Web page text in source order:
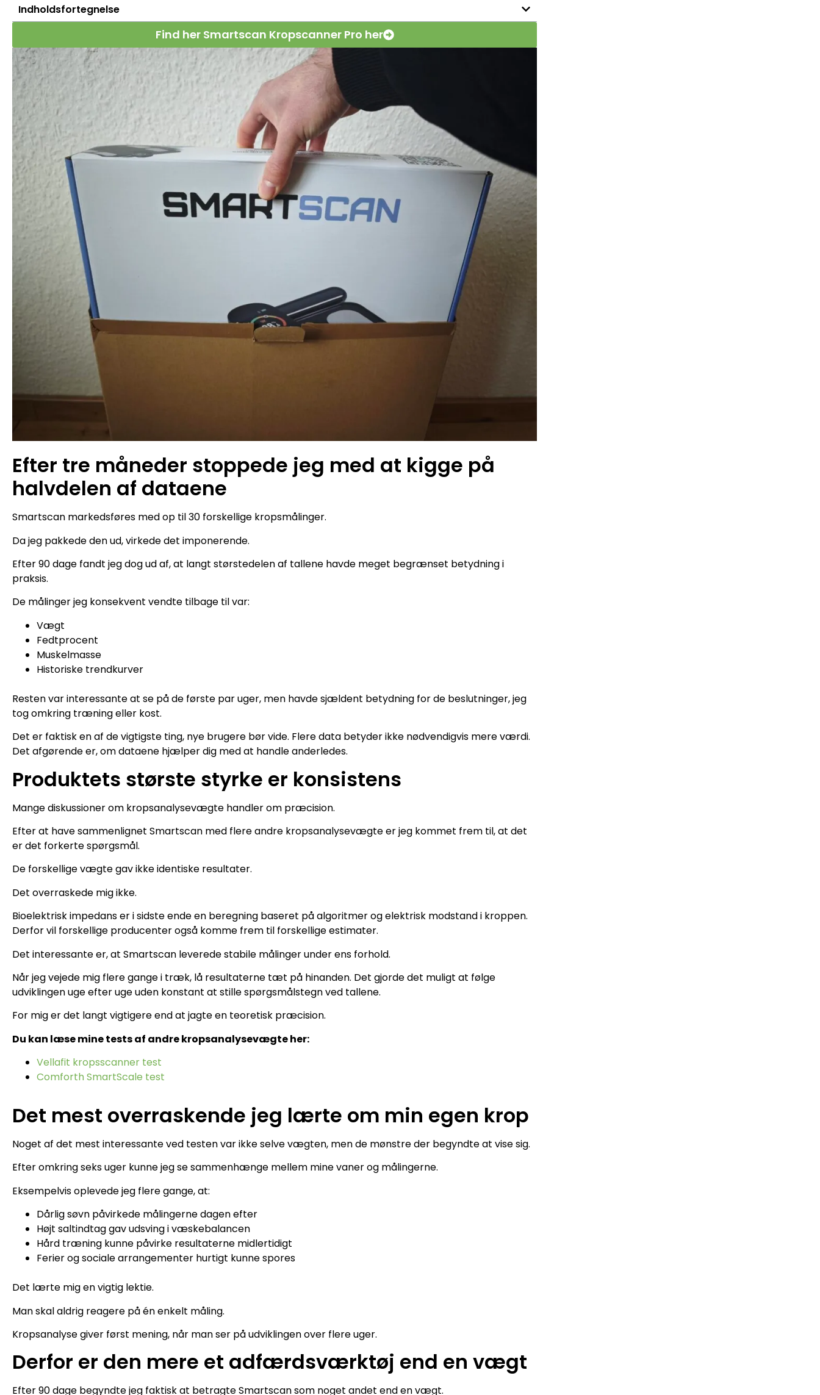
Indholdsfortegnelse
Find her Smartscan Kropscanner Pro her
Efter tre måneder stoppede jeg med at kigge på
halvdelen af dataene
Smartscan markedsføres med op til 30 forskellige kropsmålinger.
Da jeg pakkede den ud, virkede det imponerende.
Efter 90 dage fandt jeg dog ud af, at langt størstedelen af tallene havde meget begrænset betydning i
praksis.
De målinger jeg konsekvent vendte tilbage til var:
Vægt
Fedtprocent
Muskelmasse
Historiske trendkurver
Resten var interessante at se på de første par uger, men havde sjældent betydning for de beslutninger, jeg
tog omkring træning eller kost.
Det er faktisk en af de vigtigste ting, nye brugere bør vide. Flere data betyder ikke nødvendigvis mere værdi.
Det afgørende er, om dataene hjælper dig med at handle anderledes.
Produktets største styrke er konsistens
Mange diskussioner om kropsanalysevægte handler om præcision.
Efter at have sammenlignet Smartscan med flere andre kropsanalysevægte er jeg kommet frem til, at det
er det forkerte spørgsmål.
De forskellige vægte gav ikke identiske resultater.
Det overraskede mig ikke.
Bioelektrisk impedans er i sidste ende en beregning baseret på algoritmer og elektrisk modstand i kroppen.
Derfor vil forskellige producenter også komme frem til forskellige estimater.
Det interessante er, at Smartscan leverede stabile målinger under ens forhold.
Når jeg vejede mig flere gange i træk, lå resultaterne tæt på hinanden. Det gjorde det muligt at følge
udviklingen uge efter uge uden konstant at stille spørgsmålstegn ved tallene.
For mig er det langt vigtigere end at jagte en teoretisk præcision.
Du kan læse mine tests af andre kropsanalysevægte her:
Vellafit kropsscanner test
Comforth SmartScale test
Det mest overraskende jeg lærte om min egen krop
Noget af det mest interessante ved testen var ikke selve vægten, men de mønstre der begyndte at vise sig.
Efter omkring seks uger kunne jeg se sammenhænge mellem mine vaner og målingerne.
Eksempelvis oplevede jeg flere gange, at:
Dårlig søvn påvirkede målingerne dagen efter
Højt saltindtag gav udsving i væskebalancen
Hård træning kunne påvirke resultaterne midlertidigt
Ferier og sociale arrangementer hurtigt kunne spores
Det lærte mig en vigtig lektie.
Man skal aldrig reagere på én enkelt måling.
Kropsanalyse giver først mening, når man ser på udviklingen over flere uger.
Derfor er den mere et adfærdsværktøj end en vægt
Efter 90 dage begyndte jeg faktisk at betragte Smartscan som noget andet end en vægt.